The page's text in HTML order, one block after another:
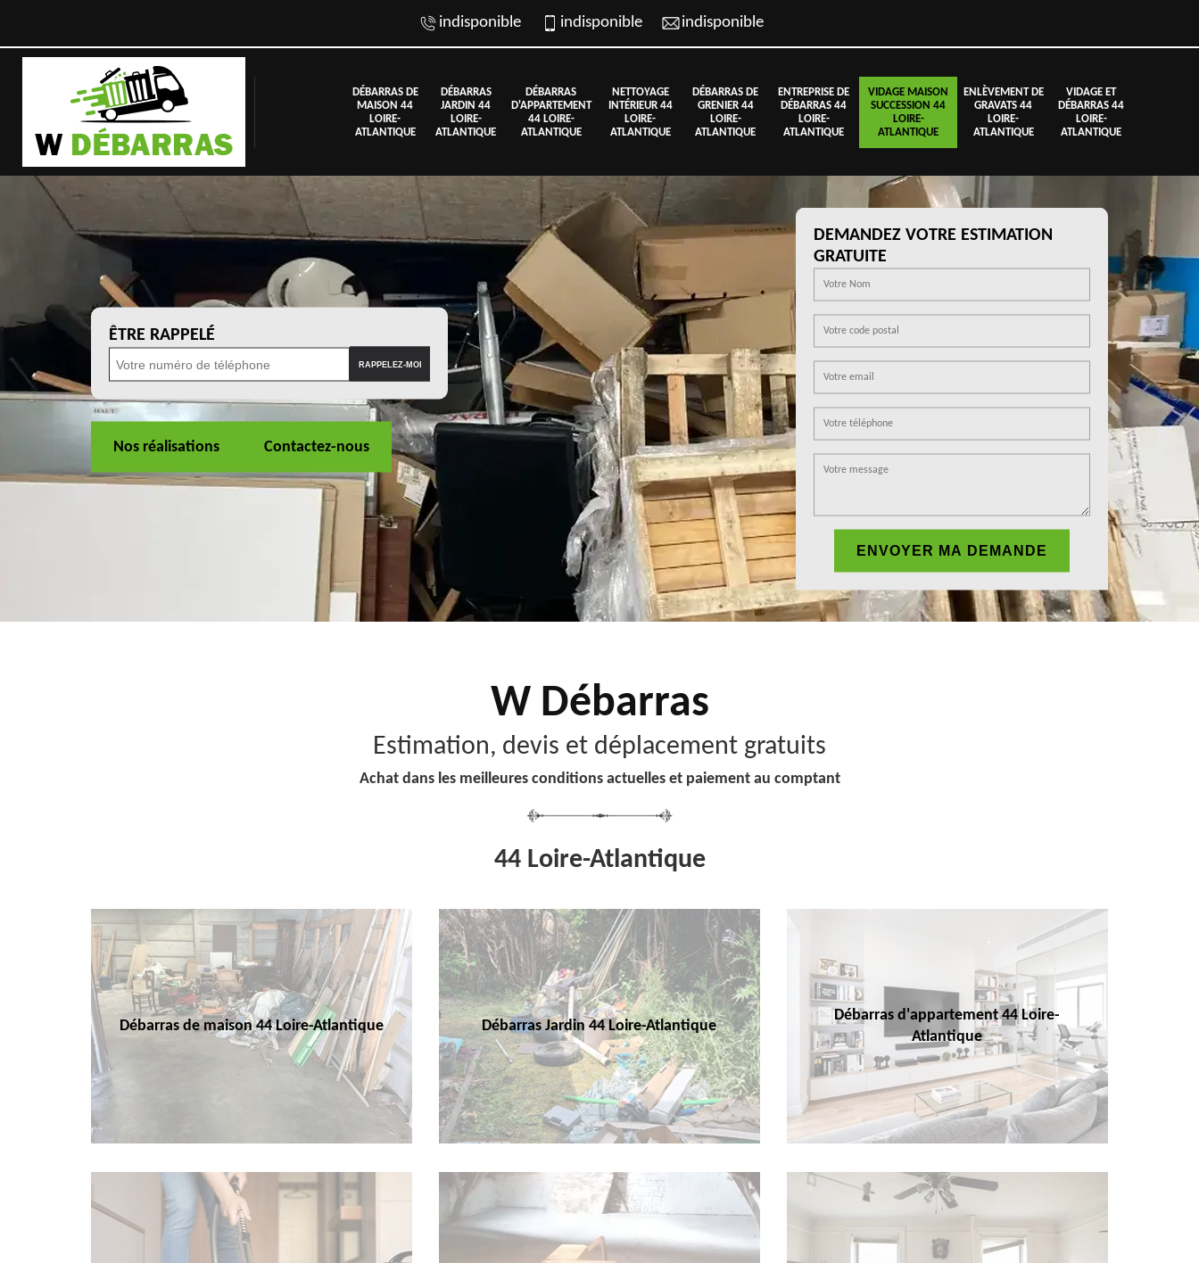
indisponible indisponible indisponible
DÉBARRAS DE
MAISON 44
LOIRE-
ATLANTIQUE
DÉBARRAS
JARDIN 44
LOIRE-
ATLANTIQUE
DÉBARRAS
D'APPARTEMENT
44 LOIRE-
ATLANTIQUE
NETTOYAGE
INTÉRIEUR 44
LOIRE-
ATLANTIQUE
DÉBARRAS DE
GRENIER 44
LOIRE-
ATLANTIQUE
ENTREPRISE DE
DÉBARRAS 44
LOIRE-
ATLANTIQUE
VIDAGE MAISON
SUCCESSION 44
LOIRE-
ATLANTIQUE
ENLÈVEMENT DE
GRAVATS 44
LOIRE-
ATLANTIQUE
VIDAGE ET
DÉBARRAS 44
LOIRE-
ATLANTIQUE
ÊTRE RAPPELÉ
Nos réalisations Contactez-nous
DEMANDEZ VOTRE ESTIMATION
GRATUITE
W Débarras
Estimation, devis et déplacement gratuits
Achat dans les meilleures conditions actuelles et paiement au comptant
44 Loire-Atlantique
Débarras de maison 44 Loire-Atlantique Débarras Jardin 44 Loire-Atlantique
Débarras d'appartement 44 Loire-
Atlantique